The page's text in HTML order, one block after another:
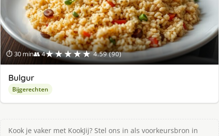
⏱ 30 min👥 4★★★★★ 4.59 (90)
Bulgur
Bijgerechten
Kook je vaker met KookJij? Stel ons in als voorkeursbron in